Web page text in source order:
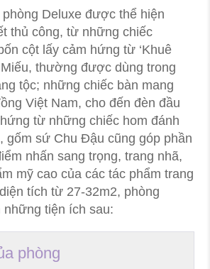
Deluxe được thể hiện
thủ công, từ những chiếc
cột lấy cảm hứng từ ‘Khuê
Miếu, thường được dùng trong
tộc; những chiếc bàn mang
Việt Nam, cho đến đèn đầu
từ những chiếc hom đánh
gốm sứ Chu Đậu cũng góp phần
nhấn sang trọng, trang nhã,
mỹ cao của các tác phẩm trang
tích từ 27-32m2, phòng
những tiện ích sau:
phòng